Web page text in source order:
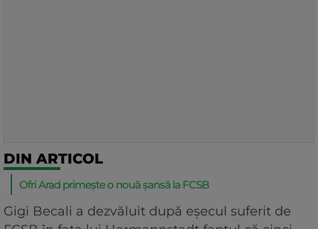
DIN ARTICOL
Ofri Arad primește o nouă șansă la FCSB
Gigi Becali a dezvăluit după eșecul suferit de